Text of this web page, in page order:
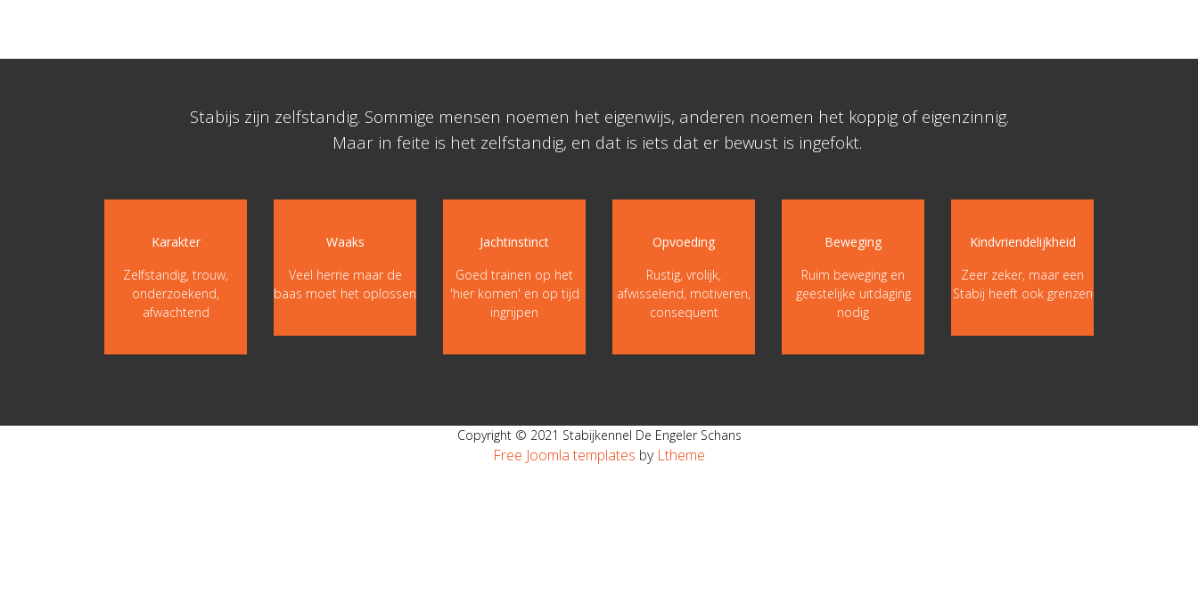
Stabijs zijn zelfstandig. Sommige mensen noemen het eigenwijs, anderen noemen het koppig of eigenzinnig.
Maar in feite is het zelfstandig, en dat is iets dat er bewust is ingefokt.
Karakter
Zelfstandig, trouw,
onderzoekend,
afwachtend
Waaks
Veel herrie maar de
baas moet het oplossen
Jachtinstinct
Goed trainen op het
'hier komen' en op tijd
ingrijpen
Opvoeding
Rustig, vrolijk,
afwisselend, motiveren,
consequent
Beweging
Ruim beweging en
geestelijke uitdaging
nodig
Kindvriendelijkheid
Zeer zeker, maar een
Stabij heeft ook grenzen
Copyright © 2021 Stabijkennel De Engeler Schans
Free Joomla templates by Ltheme